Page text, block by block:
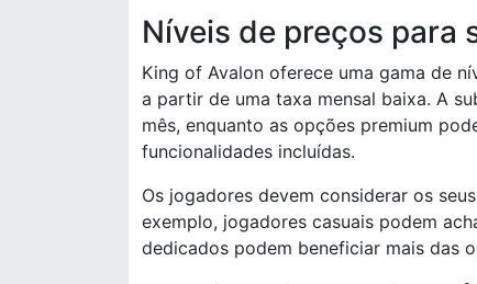
Níveis de preços para
King of Avalon oferece uma gama de
a partir de uma taxa mensal baixa. A
mês, enquanto as opções premium
funcionalidades incluídas.
Os jogadores devem considerar os
exemplo, jogadores casuais podem
dedicados podem beneficiar mais das